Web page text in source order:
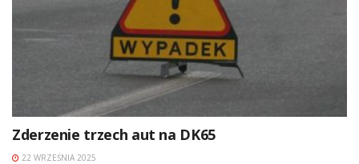
Zderzenie trzech aut na DK65
22 WRZEŚNIA 2025